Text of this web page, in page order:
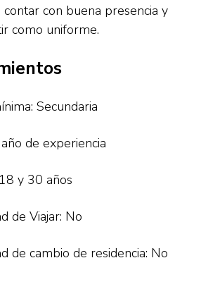
contar con buena presencia y
como uniforme.
Secundaria
de experiencia
y 30 años
de Viajar: No
de cambio de residencia: No